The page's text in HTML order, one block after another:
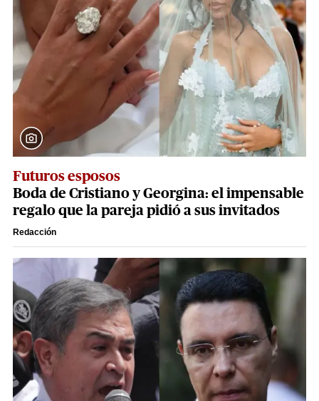
Futuros esposos
Boda de Cristiano y Georgina: el impensable
regalo que la pareja pidió a sus invitados
Redacción